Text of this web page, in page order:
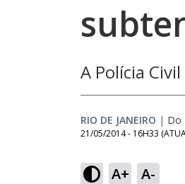
A Polícia
RIO DE JANEIRO | Do
21/05/2014 - 16H33
A+ A-